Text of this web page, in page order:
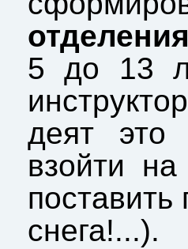
5 до 13
деят это
взойти
поставить
снега!...).